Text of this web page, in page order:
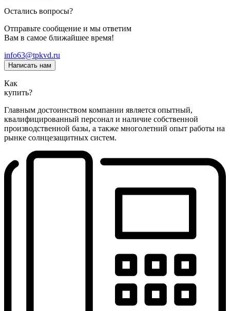
Остались вопросы?
Отправьте сообщение и мы ответим
Вам в самое ближайшее время!
info63@tpkvd.ru
Написать нам
Как
купить?
Главным достоинством компании является опытный,
квалифицированный персонал и наличие собственной
производственной базы, а также многолетний опыт работы на
рынке солнцезащитных систем.